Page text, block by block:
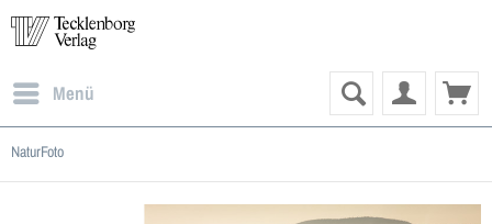
Menü
NaturFoto